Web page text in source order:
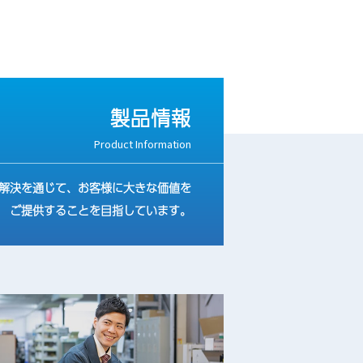
製品情報
Product Information
決を通じて、お客様に大きな価値を
ご提供することを目指しています。